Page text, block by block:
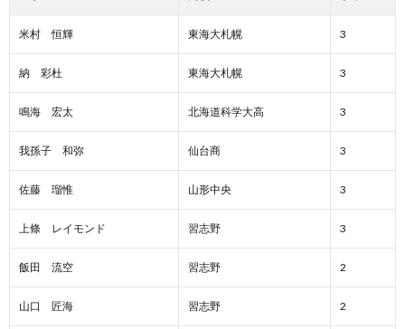
米村 恒輝 東海大札幌 3
納 彩杜 東海大札幌 3
鳴海 宏太 北海道科学大高 3
我孫子 和弥 仙台商 3
佐藤 瑠惟 山形中央 3
上條 レイモンド 習志野 3
飯田 流空 習志野 2
山口 匠海 習志野 2